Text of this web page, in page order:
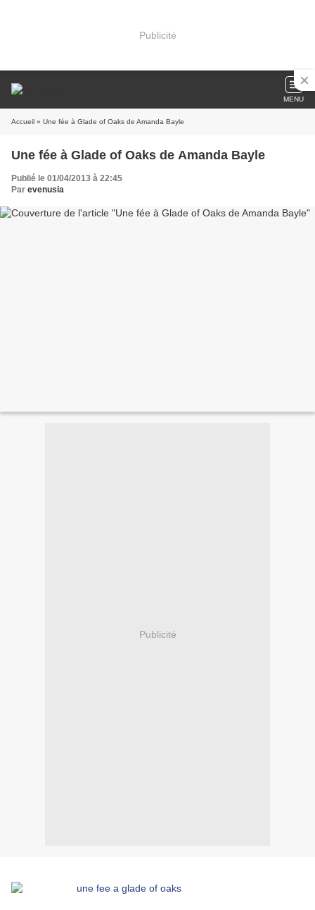
Publicité
MENU
Accueil » Une fée à Glade of Oaks de Amanda Bayle
Une fée à Glade of Oaks de Amanda Bayle
Publié le 01/04/2013 à 22:45
Par evenusia
Publicité